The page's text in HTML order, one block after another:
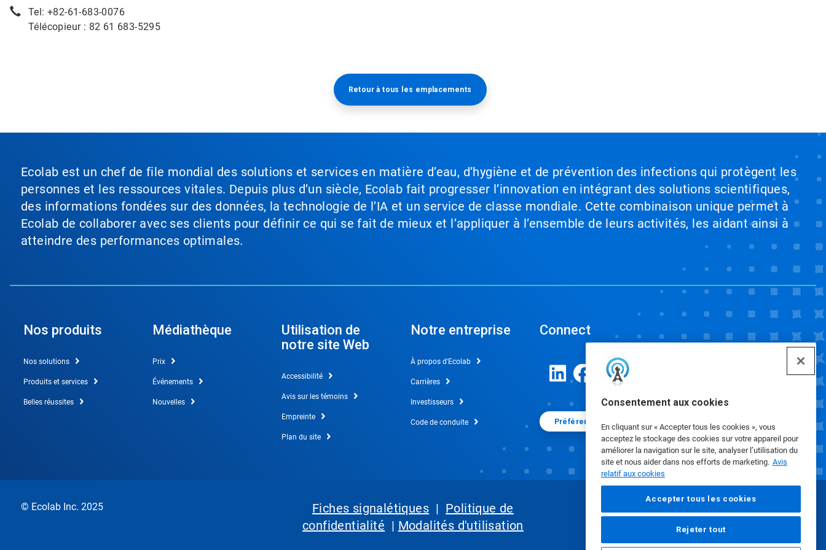
Consentement aux cookies
En cliquant sur « Accepter tous les cookies », vous
acceptez le stockage des cookies sur votre appareil pour
améliorer la navigation sur le site, analyser l’utilisation du
site et nous aider dans nos efforts de marketing. Avis
relatif aux cookies
Accepter tous les cookies
Rejeter tout
Tel: +82-61-683-0076
Télécopieur : 82 61 683-5295
Retour à tous les emplacements​​​​​​​
Ecolab est un chef de file mondial des solutions et services en matière d’eau, d’hygiène et de prévention des infections qui protègent les
personnes et les ressources vitales. Depuis plus d’un siècle, Ecolab fait progresser l’innovation en intégrant des solutions scientifiques,
des informations fondées sur des données, la technologie de l’IA et un service de classe mondiale. Cette combinaison unique permet à
Ecolab de collaborer avec ses clients pour définir ce qui se fait de mieux et l’appliquer à l’ensemble de leurs activités, les aidant ainsi à
atteindre des performances optimales.
Nos produits
Nos solutions
Produits et services
Belles réussites
Médiathèque
Prix
Événements
Nouvelles
Utilisation de
notre site Web
Accessibilité
Avis sur les témoins
Empreinte
Plan du site
Notre entreprise
À propos d'Ecolab
Carrières
Investisseurs
Code de conduite
Connect
Préférences en matière de cookies
© Ecolab Inc. 2025 Fiches signalétiques | Politique de
confidentialité | Modalités d'utilisation